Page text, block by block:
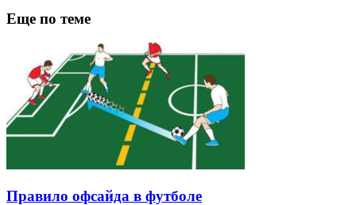
Еще по теме
Правило офсайда в футболе